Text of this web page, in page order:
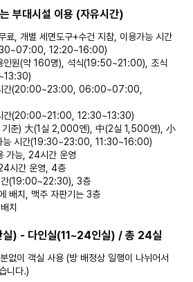
.
확정 된 후에도 기상, 선사의 사정에 의해
책임은 없습니다.
지 호텔의 사정 및 유류할증료, 환율에 따
다.
및 현지사정에 의해 변경될 수 있습니다.
과 팀 컬러에 의해 룸이 조정 될 수 있습니
지변, 예측이 안된 사고로 인한 체류 연장시
진행됩니다.
은 위약금이 부과되는 특별약관 상품 입니
바랍니다.
부대시설 이용 (자유시간)
료, 개별 세면도구+수건 지참, 이용가능 시간
12:20~16:00)
인원(약 160명), 석식(19:50~21:00), 조식
간(20:00~23:00, 06:00~07:00,
간(20:00~21:00, 12:30~13:30)
기준) 大(1실 2,000엔), 中(2실 1,500엔), 小
능 시간(19:30~23:00, 11:30~16:00)
가능, 24시간 운영
시간 운영, 4층
간(19:00~22:30), 3층
배치, 맥주 자판기는 3층
치
실) - 다인실(11~24인실) / 총 24실
없이 객실 사용 (방 배정상 일행이 나뉘어서
니다.)